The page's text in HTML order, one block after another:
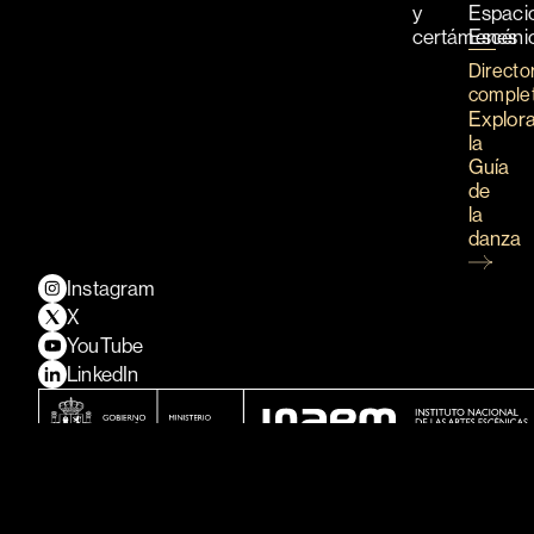
y
certámenes
la
Guía
de
la
danza
Instagram
X
YouTube
LinkedIn